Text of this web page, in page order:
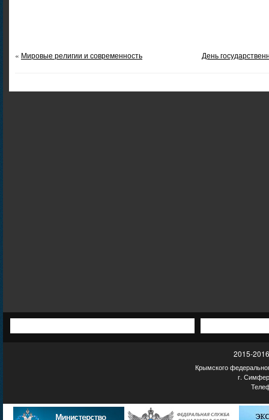
« Мировые религии и современность День
2015-
Крымского
г.